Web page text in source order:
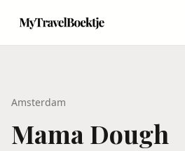
Amsterdam
Mama Dough